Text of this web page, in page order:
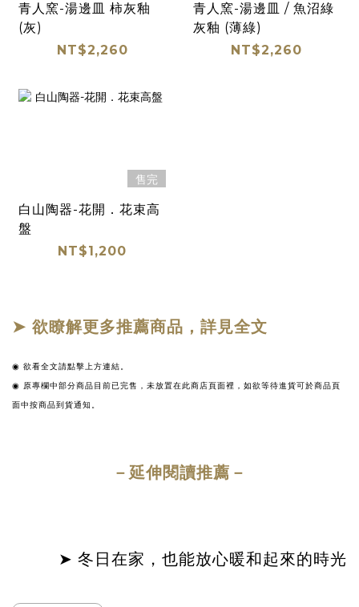
青人窯-湯邊皿 柿灰釉
(灰)
NT$2,260
青人窯-湯邊皿 / 魚沼綠
灰釉 (薄綠)
NT$2,260
售完
白山陶器-花開．花束高
盤
NT$1,200
➤ 欲瞭解更多推薦商品，詳見全文
◉ 欲看全文請點擊上方連結。
◉ 原專欄中部分商品目前已完售，未放置在此商店頁面裡，如欲等待進貨可於商品頁
面中按商品到貨通知。
－延伸閱讀推薦－
➤ 冬日在家，也能放心暖和起來的時光